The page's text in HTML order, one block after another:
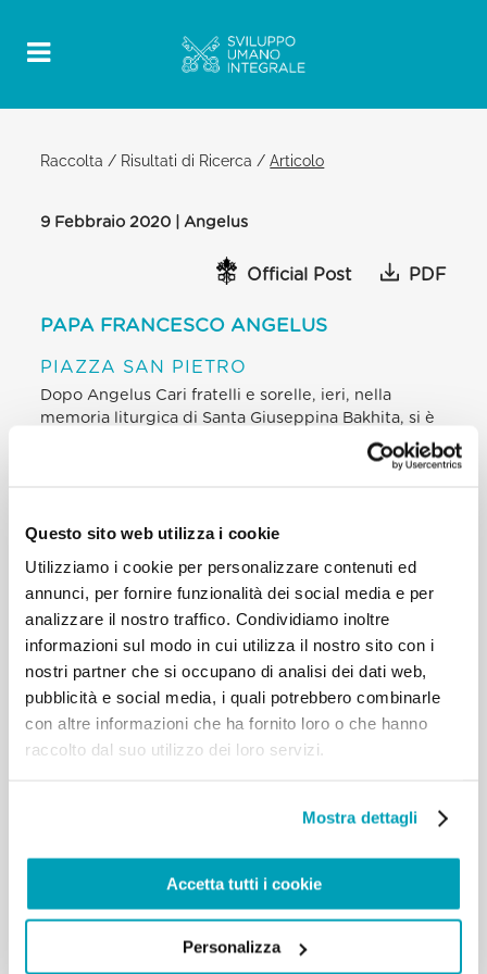
Questo sito web utilizza i cookie
Utilizziamo i cookie per personalizzare contenuti ed
annunci, per fornire funzionalità dei social media e per
analizzare il nostro traffico. Condividiamo inoltre
informazioni sul modo in cui utilizza il nostro sito con i
nostri partner che si occupano di analisi dei dati web,
pubblicità e social media, i quali potrebbero combinarle
con altre informazioni che ha fornito loro o che hanno
raccolto dal suo utilizzo dei loro servizi.
Mostra dettagli
Accetta tutti i cookie
Personalizza
Raccolta / Risultati di Ricerca /Articolo
9 Febbraio 2020 | Angelus
Official Post PDF
PAPA FRANCESCO ANGELUS
PIAZZA SAN PIETRO
Dopo Angelus Cari fratelli e sorelle, ieri, nella
memoria liturgica di Santa Giuseppina Bakhita, si è
celebrata la Giornata mondiale di preghiera e
riflessione contro la Tratta di persone. Per sanare
istituzioni, associazioni e agenzie educative. Sul
diverse ricerche attestino che le organizzazioni
criminali usano sempre più i moderni mezzi di
comunicazione per adescare le vittime con
l’inganno. Pertanto, è necessario da una parte
educare a un uso sano dei mezzi tecnologici,
dall’altra vigilare e richiamare i fornitori di tali
servizi telematici alle loro responsabilità.
ovest della Siria, in particolare sulle condizioni di
mio accorato appello alla comunità internazionale e
strumenti diplomatici, del dialogo e dei negoziati,
per salvaguardare la vita e le sorti dei civili.
Preghiamo per questa amata e martoriata Siria: Ave